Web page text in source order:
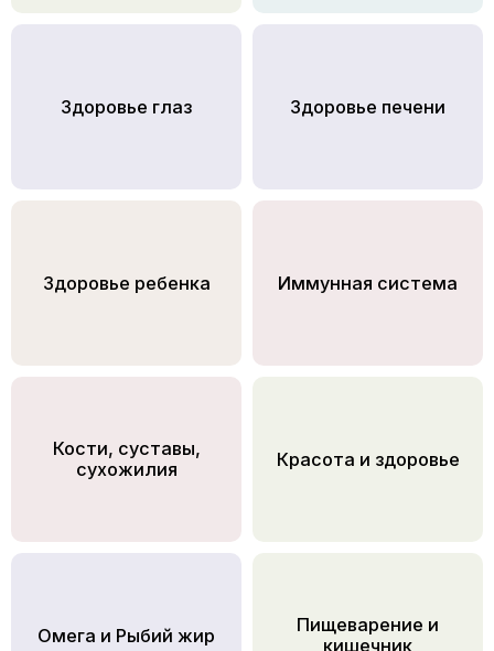
Здоровье глаз Здоровье печени
Здоровье ребенка Иммунная система
Кости, суставы,
сухожилия
Красота и здоровье
Омега и Рыбий жир
Пищеварение и
кишечник